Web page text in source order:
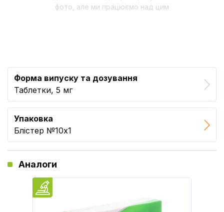
фото, але ми працюємо над цим
Форма випуску та дозування
Таблетки, 5 мг
Упаковка
Блістер №10x1
Аналоги